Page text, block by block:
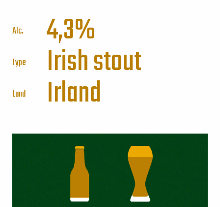
Alc. 4,3%
Type Irish stout
Land Irland